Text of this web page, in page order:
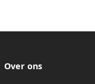
Over ons